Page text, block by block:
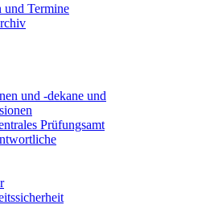
und Termine
und -dekane und
Prüfungsamt